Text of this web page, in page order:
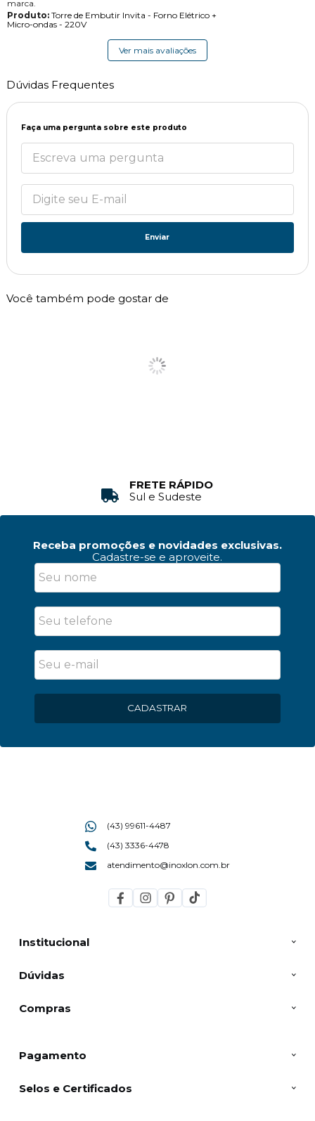
marca.
Produto:Torre de Embutir Invita - Forno Elétrico +
Micro-ondas - 220V
Ver mais avaliações
Dúvidas Frequentes
Faça uma pergunta sobre este produto
Enviar
Você também pode gostar de
ATENDIMENTO
Personalizado
Receba promoções e novidades exclusivas.
Cadastre-se e aproveite.
CADASTRAR
Institucional
Dúvidas
Compras
(43) 99611-4487
(43) 3336-4478
atendimento@inoxlon.com.br
Pagamento
Selos e Certificados